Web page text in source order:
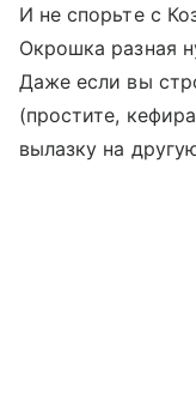
И не спорьте с
Окрошка разная
Даже если вы
(простите,
вылазку на